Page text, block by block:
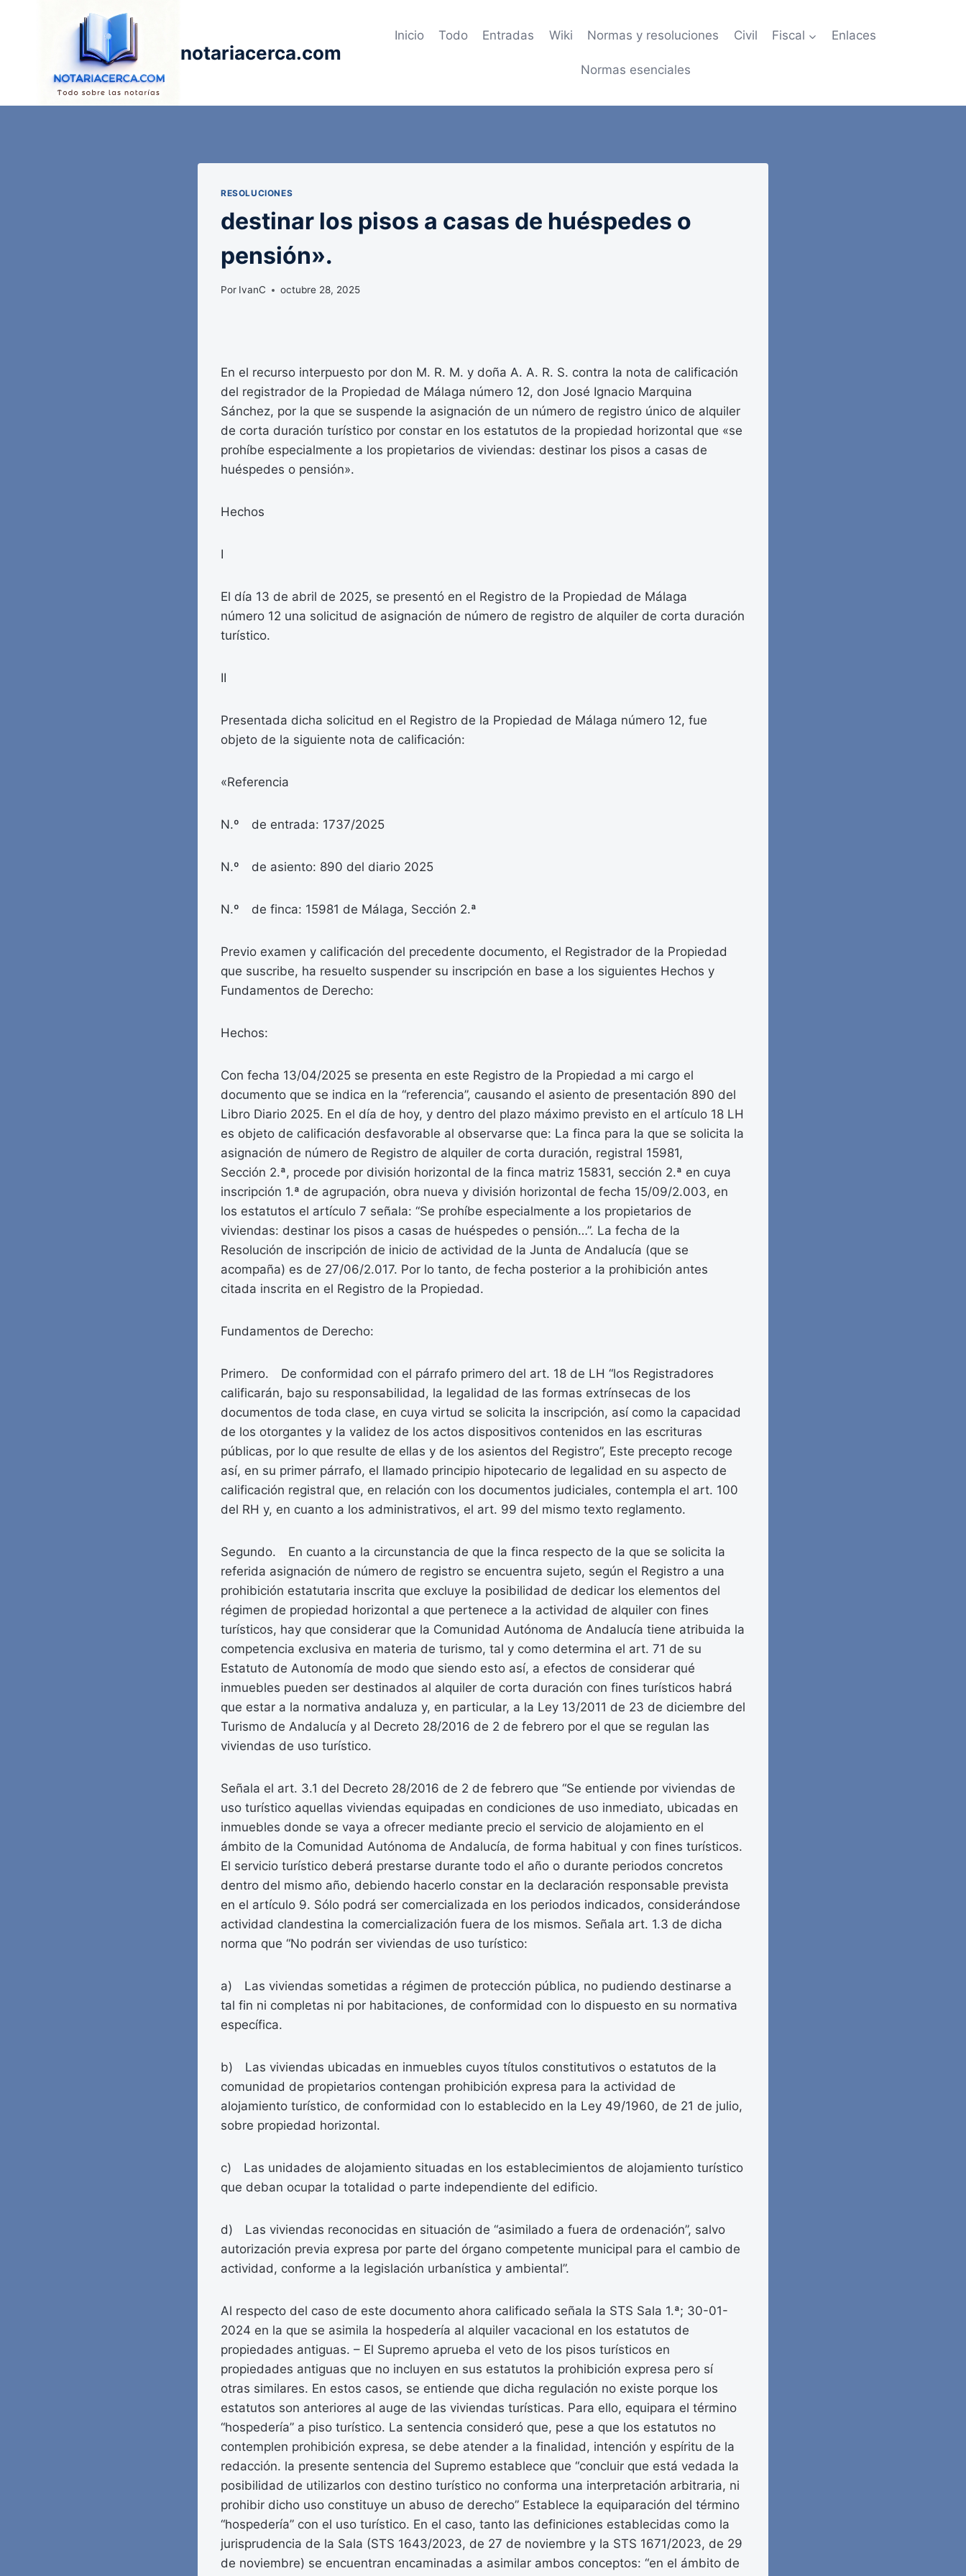
notariacerca.com
Inicio Todo Entradas Wiki Normas y resoluciones Civil Fiscal Enlaces
Normas esenciales
RESOLUCIONES
destinar los pisos a casas de huéspedes o
pensión».
Por IvanC octubre 28, 2025
En el recurso interpuesto por don M. R. M. y doña A. A. R. S. contra la nota de calificación
del registrador de la Propiedad de Málaga número 12, don José Ignacio Marquina
Sánchez, por la que se suspende la asignación de un número de registro único de alquiler
de corta duración turístico por constar en los estatutos de la propiedad horizontal que «se
prohíbe especialmente a los propietarios de viviendas: destinar los pisos a casas de
huéspedes o pensión».
Hechos
I
El día 13 de abril de 2025, se presentó en el Registro de la Propiedad de Málaga
número 12 una solicitud de asignación de número de registro de alquiler de corta duración
turístico.
II
Presentada dicha solicitud en el Registro de la Propiedad de Málaga número 12, fue
objeto de la siguiente nota de calificación:
«Referencia
N.º de entrada: 1737/2025
N.º de asiento: 890 del diario 2025
N.º de finca: 15981 de Málaga, Sección 2.ª
Previo examen y calificación del precedente documento, el Registrador de la Propiedad
que suscribe, ha resuelto suspender su inscripción en base a los siguientes Hechos y
Fundamentos de Derecho:
Hechos:
Con fecha 13/04/2025 se presenta en este Registro de la Propiedad a mi cargo el
documento que se indica en la “referencia”, causando el asiento de presentación 890 del
Libro Diario 2025. En el día de hoy, y dentro del plazo máximo previsto en el artículo 18 LH
es objeto de calificación desfavorable al observarse que: La finca para la que se solicita la
asignación de número de Registro de alquiler de corta duración, registral 15981,
Sección 2.ª, procede por división horizontal de la finca matriz 15831, sección 2.ª en cuya
inscripción 1.ª de agrupación, obra nueva y división horizontal de fecha 15/09/2.003, en
los estatutos el artículo 7 señala: “Se prohíbe especialmente a los propietarios de
viviendas: destinar los pisos a casas de huéspedes o pensión…”. La fecha de la
Resolución de inscripción de inicio de actividad de la Junta de Andalucía (que se
acompaña) es de 27/06/2.017. Por lo tanto, de fecha posterior a la prohibición antes
citada inscrita en el Registro de la Propiedad.
Fundamentos de Derecho:
Primero. De conformidad con el párrafo primero del art. 18 de LH “los Registradores
calificarán, bajo su responsabilidad, la legalidad de las formas extrínsecas de los
documentos de toda clase, en cuya virtud se solicita la inscripción, así como la capacidad
de los otorgantes y la validez de los actos dispositivos contenidos en las escrituras
públicas, por lo que resulte de ellas y de los asientos del Registro”, Este precepto recoge
así, en su primer párrafo, el llamado principio hipotecario de legalidad en su aspecto de
calificación registral que, en relación con los documentos judiciales, contempla el art. 100
del RH y, en cuanto a los administrativos, el art. 99 del mismo texto reglamento.
Segundo. En cuanto a la circunstancia de que la finca respecto de la que se solicita la
referida asignación de número de registro se encuentra sujeto, según el Registro a una
prohibición estatutaria inscrita que excluye la posibilidad de dedicar los elementos del
régimen de propiedad horizontal a que pertenece a la actividad de alquiler con fines
turísticos, hay que considerar que la Comunidad Autónoma de Andalucía tiene atribuida la
competencia exclusiva en materia de turismo, tal y como determina el art. 71 de su
Estatuto de Autonomía de modo que siendo esto así, a efectos de considerar qué
inmuebles pueden ser destinados al alquiler de corta duración con fines turísticos habrá
que estar a la normativa andaluza y, en particular, a la Ley 13/2011 de 23 de diciembre del
Turismo de Andalucía y al Decreto 28/2016 de 2 de febrero por el que se regulan las
viviendas de uso turístico.
Señala el art. 3.1 del Decreto 28/2016 de 2 de febrero que “Se entiende por viviendas de
uso turístico aquellas viviendas equipadas en condiciones de uso inmediato, ubicadas en
inmuebles donde se vaya a ofrecer mediante precio el servicio de alojamiento en el
ámbito de la Comunidad Autónoma de Andalucía, de forma habitual y con fines turísticos.
El servicio turístico deberá prestarse durante todo el año o durante periodos concretos
dentro del mismo año, debiendo hacerlo constar en la declaración responsable prevista
en el artículo 9. Sólo podrá ser comercializada en los periodos indicados, considerándose
actividad clandestina la comercialización fuera de los mismos. Señala art. 1.3 de dicha
norma que “No podrán ser viviendas de uso turístico:
a) Las viviendas sometidas a régimen de protección pública, no pudiendo destinarse a
tal fin ni completas ni por habitaciones, de conformidad con lo dispuesto en su normativa
específica.
b) Las viviendas ubicadas en inmuebles cuyos títulos constitutivos o estatutos de la
comunidad de propietarios contengan prohibición expresa para la actividad de
alojamiento turístico, de conformidad con lo establecido en la Ley 49/1960, de 21 de julio,
sobre propiedad horizontal.
c) Las unidades de alojamiento situadas en los establecimientos de alojamiento turístico
que deban ocupar la totalidad o parte independiente del edificio.
d) Las viviendas reconocidas en situación de “asimilado a fuera de ordenación”, salvo
autorización previa expresa por parte del órgano competente municipal para el cambio de
actividad, conforme a la legislación urbanística y ambiental”.
Al respecto del caso de este documento ahora calificado señala la STS Sala 1.ª; 30-01-
2024 en la que se asimila la hospedería al alquiler vacacional en los estatutos de
propiedades antiguas. – El Supremo aprueba el veto de los pisos turísticos en
propiedades antiguas que no incluyen en sus estatutos la prohibición expresa pero sí
otras similares. En estos casos, se entiende que dicha regulación no existe porque los
estatutos son anteriores al auge de las viviendas turísticas. Para ello, equipara el término
“hospedería” a piso turístico. La sentencia consideró que, pese a que los estatutos no
contemplen prohibición expresa, se debe atender a la finalidad, intención y espíritu de la
redacción. la presente sentencia del Supremo establece que “concluir que está vedada la
posibilidad de utilizarlos con destino turístico no conforma una interpretación arbitraria, ni
prohibir dicho uso constituye un abuso de derecho” Establece la equiparación del término
“hospedería” con el uso turístico. En el caso, tanto las definiciones establecidas como la
jurisprudencia de la Sala (STS 1643/2023, de 27 de noviembre y la STS 1671/2023, de 29
de noviembre) se encuentran encaminadas a asimilar ambos conceptos: “en el ámbito de